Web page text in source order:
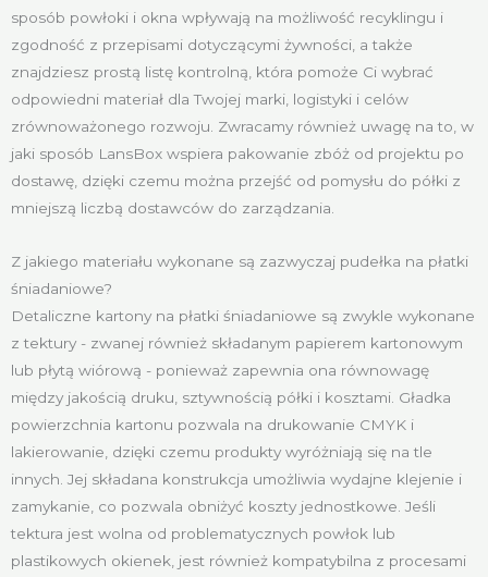
sposób powłoki i okna wpływają na możliwość recyklingu i
zgodność z przepisami dotyczącymi żywności, a także
znajdziesz prostą listę kontrolną, która pomoże Ci wybrać
odpowiedni materiał dla Twojej marki, logistyki i celów
zrównoważonego rozwoju. Zwracamy również uwagę na to, w
jaki sposób LansBox wspiera pakowanie zbóż od projektu po
dostawę, dzięki czemu można przejść od pomysłu do półki z
mniejszą liczbą dostawców do zarządzania.
Z jakiego materiału wykonane są zazwyczaj pudełka na płatki
śniadaniowe?
Detaliczne kartony na płatki śniadaniowe są zwykle wykonane
z tektury - zwanej również składanym papierem kartonowym
lub płytą wiórową - ponieważ zapewnia ona równowagę
między jakością druku, sztywnością półki i kosztami. Gładka
powierzchnia kartonu pozwala na drukowanie CMYK i
lakierowanie, dzięki czemu produkty wyróżniają się na tle
innych. Jej składana konstrukcja umożliwia wydajne klejenie i
zamykanie, co pozwala obniżyć koszty jednostkowe. Jeśli
tektura jest wolna od problematycznych powłok lub
plastikowych okienek, jest również kompatybilna z procesami